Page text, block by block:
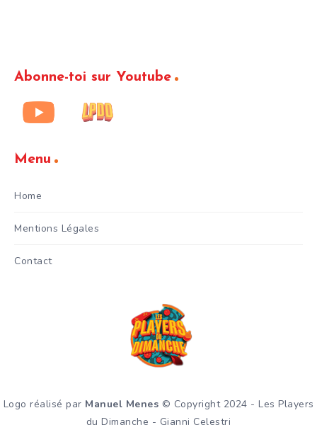
Abonne-toi sur Youtube
Menu
Home
Mentions Légales
Contact
Logo réalisé par Manuel Menes © Copyright 2024 - Les Players
du Dimanche - Gianni Celestri